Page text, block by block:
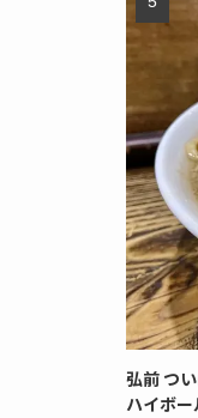
弘前 つ
ハイボ